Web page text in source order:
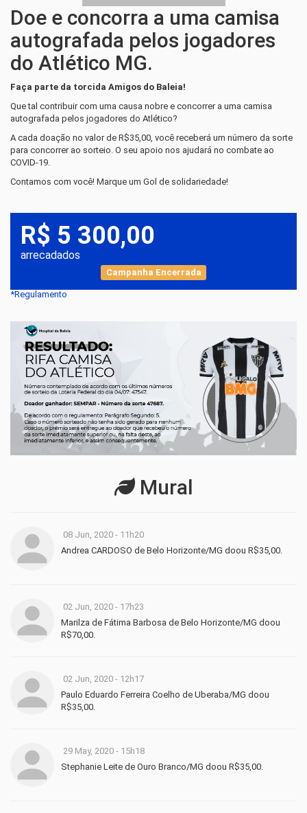
Doe e concorra a uma camisa
autografada pelos jogadores
do Atlético MG.
Faça parte da torcida Amigos do Baleia!
Que tal contribuir com uma causa nobre e concorrer a uma camisa
autografada pelos jogadores do Atlético?
A cada doação no valor de R$35,00, você receberá um número da sorte
para concorrer ao sorteio. O seu apoio nos ajudará no combate ao
COVID-19.
Contamos com você! Marque um Gol de solidariedade!
R$ 5 300,00
arrecadados
Campanha Encerrada
*Regulamento
Mural
08 Jun, 2020 - 11h20
Andrea CARDOSO de Belo Horizonte/MG doou R$35,00.
02 Jun, 2020 - 17h23
Marilza de Fátima Barbosa de Belo Horizonte/MG doou
R$70,00.
02 Jun, 2020 - 12h17
Paulo Eduardo Ferreira Coelho de Uberaba/MG doou
R$35,00.
29 May, 2020 - 15h18
Stephanie Leite de Ouro Branco/MG doou R$35,00.